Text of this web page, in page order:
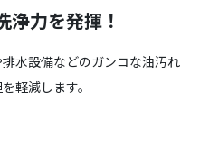
浄力を発揮！
水設備などのガンコな油汚れ
軽減します。